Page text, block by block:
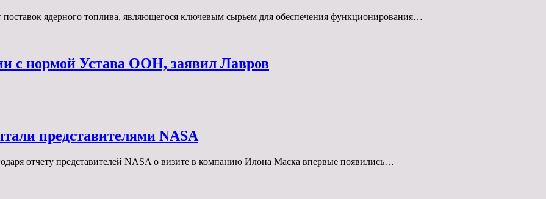
ядерного топлива, являющегося ключевым сырьем для обеспечения функционирования…
с нормой Устава ООН, заявил Лавров
представителями NASA
отчету представителей NASA о визите в компанию Илона Маска впервые появились…